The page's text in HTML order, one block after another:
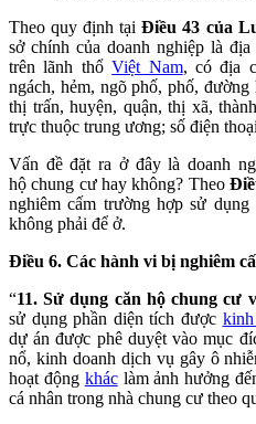
Theo quy định tạiĐiều 43 của
sở chính của doanh nghiệp là
trên lãnh thổViệt Nam, có địa
ngách, hẻm, ngõ phố, phố,
thị trấn, huyện, quận, thị xã,
trực thuộc trung ương; số điện
Vấn đề đặt ra ở đây là doanh
hộ chung cư hay không? Theo
nghiêm cấm trường hợp sử
không phải để ở.
Điều 6. Các hành vi bị nghiêm
“11. Sử dụng căn hộ chung cư
sử dụng phần diện tích được kinh
dự án được phê duyệt vào mục
nổ, kinh doanh dịch vụ gây ô
hoạt động kháclàm ảnh hưởng
cá nhân trong nhà chung cư theo